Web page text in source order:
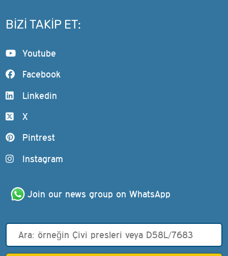
BIZI TAKIP ET:
Youtube
Facebook
Linkedin
X
Pintrest
Instagram
Join our news group on WhatsApp